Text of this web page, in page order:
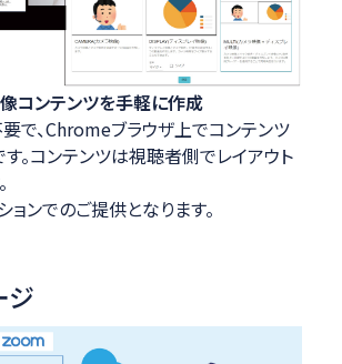
コンテンツを手軽に作成
で、Chromeブラウザ上でコンテンツ
。コンテンツは視聴者側でレイアウト
ンでのご提供となります。
ジ